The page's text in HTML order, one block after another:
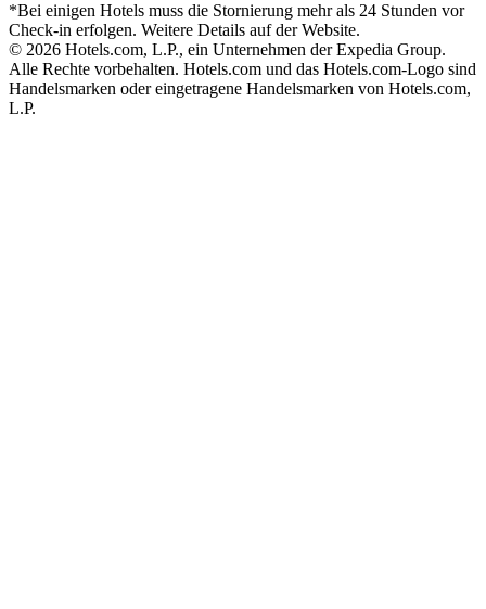
*Bei einigen Hotels muss die Stornierung mehr als 24 Stunden vor
Check-in erfolgen. Weitere Details auf der Website.
© 2026 Hotels.com, L.P., ein Unternehmen der Expedia Group.
Alle Rechte vorbehalten. Hotels.com und das Hotels.com-Logo sind
Handelsmarken oder eingetragene Handelsmarken von Hotels.com,
L.P.